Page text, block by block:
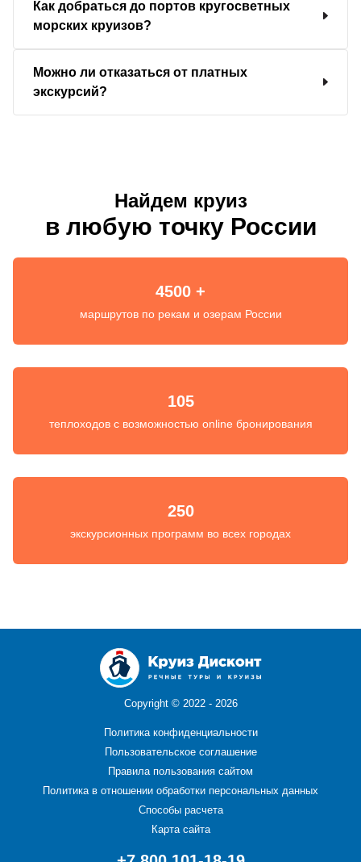
Как добраться до портов кругосветных
морских круизов?
Можно ли отказаться от платных
экскурсий?
Найдем круиз
в любую точку России
4500 +
маршрутов по рекам и озерам России
105
теплоходов с возможностью online бронирования
250
экскурсионных программ во всех городах
Copyright © 2022 - 2026
Политика конфиденциальности
Пользовательское соглашение
Правила пользования сайтом
Политика в отношении обработки персональных данных
Способы расчета
Карта сайта